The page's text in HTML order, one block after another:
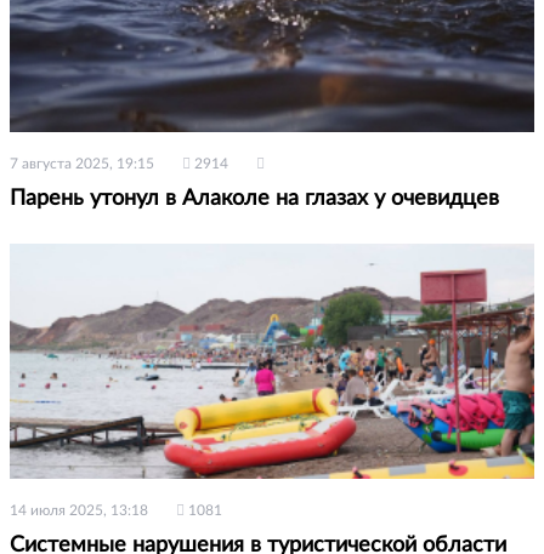
7 августа 2025, 19:15 2914
Парень утонул в Алаколе на глазах у очевидцев
14 июля 2025, 13:18 1081
Системные нарушения в туристической области